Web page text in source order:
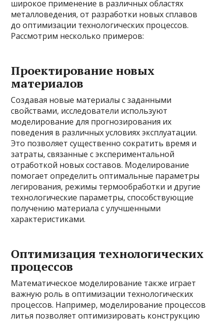
широкое применение в различных областях
металловедения, от разработки новых сплавов
до оптимизации технологических процессов.
Рассмотрим несколько примеров:
Проектирование новых
материалов
Создавая новые материалы с заданными
свойствами, исследователи используют
моделирование для прогнозирования их
поведения в различных условиях эксплуатации.
Это позволяет существенно сократить время и
затраты, связанные с экспериментальной
отработкой новых составов. Моделирование
помогает определить оптимальные параметры
легирования, режимы термообработки и другие
технологические параметры, способствующие
получению материала с улучшенными
характеристиками.
Оптимизация технологических
процессов
Математическое моделирование также играет
важную роль в оптимизации технологических
процессов. Например, моделирование процессов
литья позволяет оптимизировать конструкцию